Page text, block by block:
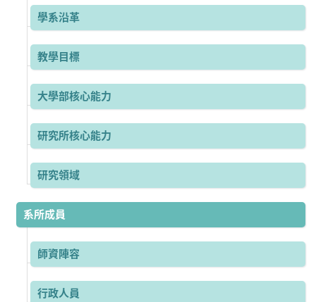
學系沿革
教學目標
大學部核心能力
研究所核心能力
研究領域
系所成員
師資陣容
行政人員